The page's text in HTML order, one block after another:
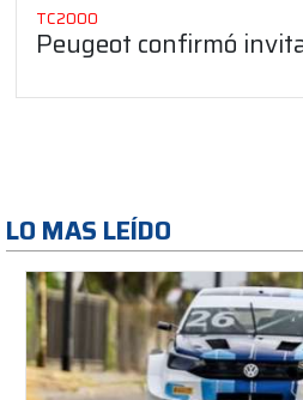
TC2000
Peugeot confirmó
LO MAS LEÍDO